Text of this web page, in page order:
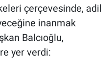
çerçevesinde, adil
inanmak
Balcıoğlu,
yer verdi: